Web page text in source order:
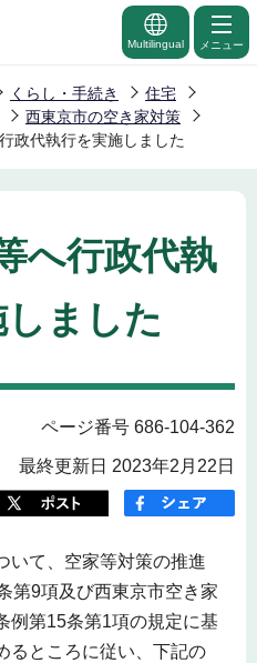
Multilingual メニュー
くらし・手続き
住宅
西東京市の空き家対策
政代執行を実施しました
へ行政代執
ました
ページ番号 686-104-362
最終更新日 2023年2月22日
て、空家等対策の推進
第9項及び西東京市空き家
例第15条第1項の規定に基
るところに従い、下記の